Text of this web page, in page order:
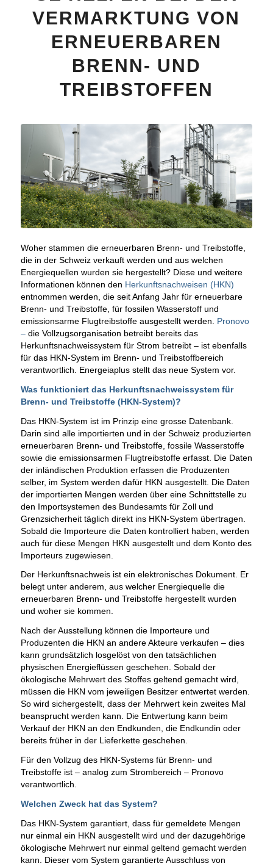
VERMARKTUNG VON
ERNEUERBAREN
BRENN- UND
TREIBSTOFFEN
Woher stammen die erneuerbaren Brenn- und Treibstoffe,
die in der Schweiz verkauft werden und aus welchen
Energiequellen wurden sie hergestellt? Diese und weitere
Informationen können den Herkunftsnachweisen (HKN)
entnommen werden, die seit Anfang Jahr für erneuerbare
Brenn- und Treibstoffe, für fossilen Wasserstoff und
emissionsarme Flugtreibstoffe ausgestellt werden. Pronovo
– die Vollzugsorganisation betreibt bereits das
Herkunftsnachweissystem für Strom betreibt – ist ebenfalls
für das HKN-System im Brenn- und Treibstoffbereich
verantwortlich. Energeiaplus stellt das neue System vor.
Was funktioniert das Herkunftsnachweissystem für
Brenn- und Treibstoffe (HKN-System)?
Das HKN-System ist im Prinzip eine grosse Datenbank.
Darin sind alle importierten und in der Schweiz produzierten
erneuerbaren Brenn- und Treibstoffe, fossile Wasserstoffe
sowie die emissionsarmen Flugtreibstoffe erfasst. Die Daten
der inländischen Produktion erfassen die Produzenten
selber, im System werden dafür HKN ausgestellt. Die Daten
der importierten Mengen werden über eine Schnittstelle zu
den Importsystemen des Bundesamts für Zoll und
Grenzsicherheit täglich direkt ins HKN-System übertragen.
Sobald die Importeure die Daten kontrolliert haben, werden
auch für diese Mengen HKN ausgestellt und dem Konto des
Importeurs zugewiesen.
Der Herkunftsnachweis ist ein elektronisches Dokument. Er
belegt unter anderem, aus welcher Energiequelle die
erneuerbaren Brenn- und Treibstoffe hergestellt wurden
und woher sie kommen.
Nach der Ausstellung können die Importeure und
Produzenten die HKN an andere Akteure verkaufen – dies
kann grundsätzlich losgelöst von den tatsächlichen
physischen Energieflüssen geschehen. Sobald der
ökologische Mehrwert des Stoffes geltend gemacht wird,
müssen die HKN vom jeweiligen Besitzer entwertet werden.
So wird sichergestellt, dass der Mehrwert kein zweites Mal
beansprucht werden kann. Die Entwertung kann beim
Verkauf der HKN an den Endkunden, die Endkundin oder
bereits früher in der Lieferkette geschehen.
Für den Vollzug des HKN-Systems für Brenn- und
Treibstoffe ist – analog zum Strombereich – Pronovo
verantwortlich.
Welchen Zweck hat das System?
Das HKN-System garantiert, dass für gemeldete Mengen
nur einmal ein HKN ausgestellt wird und der dazugehörige
ökologische Mehrwert nur einmal geltend gemacht werden
kann. Dieser vom System garantierte Ausschluss von